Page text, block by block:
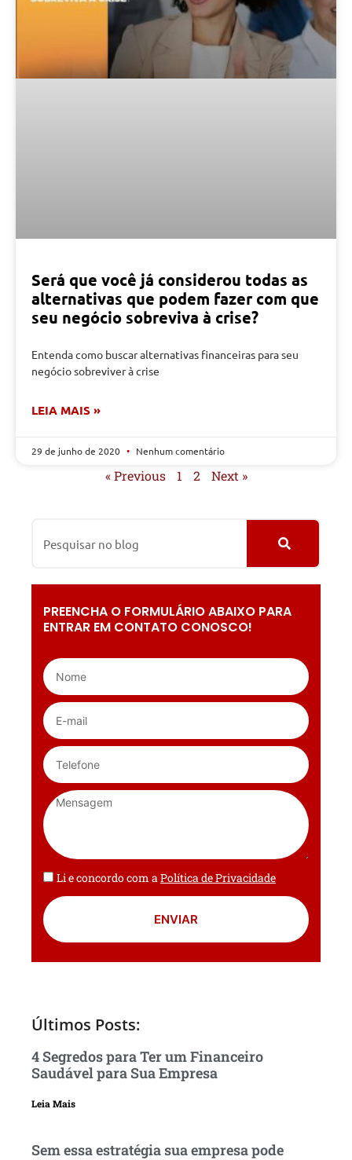
Será que você já considerou todas as
alternativas que podem fazer com que
seu negócio sobreviva à crise?
Entenda como buscar alternativas financeiras para seu
negócio sobreviver à crise
LEIA MAIS »
29 de junho de 2020 Nenhum comentário
« Previous 1 2 Next »
PREENCHA O FORMULÁRIO ABAIXO PARA
ENTRAR EM CONTATO CONOSCO!
Li e concordo com aPolítica de Privacidade
ENVIAR
Últimos Posts:
4 Segredos para Ter um Financeiro
Saudável para Sua Empresa
Leia Mais
Sem essa estratégia sua empresa pode